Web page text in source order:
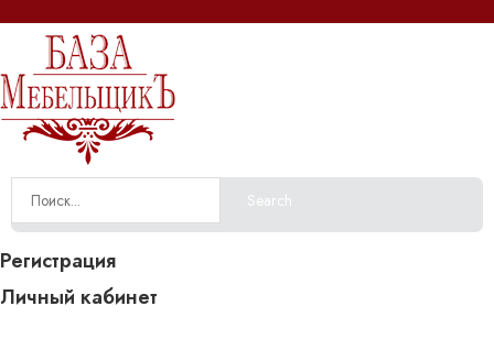
Search
Регистрация
Личный кабинет